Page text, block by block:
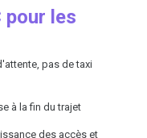
pour les
pas de taxi
à la fin du trajet
des accès et